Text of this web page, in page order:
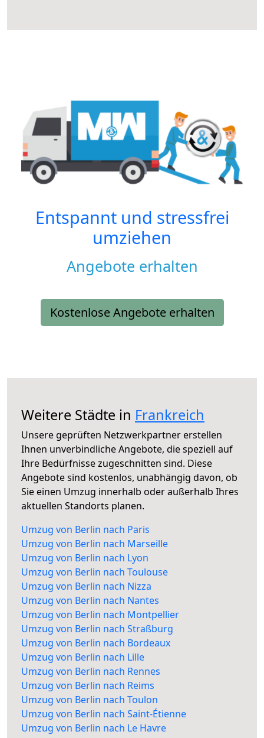
Entspannt und stressfrei
umziehen
Angebote erhalten
Kostenlose Angebote erhalten
Weitere Städte in Frankreich
Unsere geprüften Netzwerkpartner erstellen
Ihnen unverbindliche Angebote, die speziell auf
Ihre Bedürfnisse zugeschnitten sind. Diese
Angebote sind kostenlos, unabhängig davon, ob
Sie einen Umzug innerhalb oder außerhalb Ihres
aktuellen Standorts planen.
Umzug von Berlin nach Paris
Umzug von Berlin nach Marseille
Umzug von Berlin nach Lyon
Umzug von Berlin nach Toulouse
Umzug von Berlin nach Nizza
Umzug von Berlin nach Nantes
Umzug von Berlin nach Montpellier
Umzug von Berlin nach Straßburg
Umzug von Berlin nach Bordeaux
Umzug von Berlin nach Lille
Umzug von Berlin nach Rennes
Umzug von Berlin nach Reims
Umzug von Berlin nach Toulon
Umzug von Berlin nach Saint-Étienne
Umzug von Berlin nach Le Havre